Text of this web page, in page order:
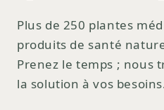
Plus de 250 plantes
produits de santé
Prenez le temps ; nous
la solution à vos